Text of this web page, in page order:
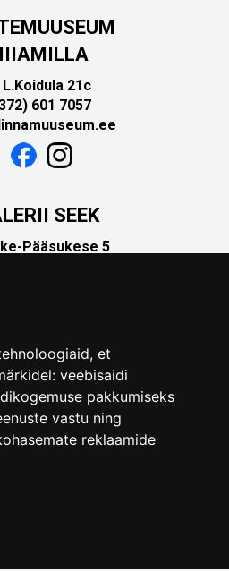
et
veebisaidi
pakkumiseks
vastu ning
reklaamide
L.Koidula 21c
601 7057
SEEK
Pääsukese 5